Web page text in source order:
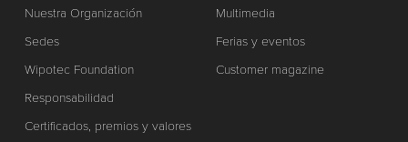
Nuestra Organización
Sedes
Wipotec Foundation
Responsabilidad
Certificados, premios y valores
Multimedia
Ferias y eventos
Customer magazine